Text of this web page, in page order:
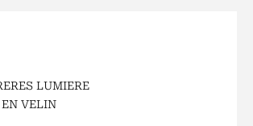
LUMIERE
VELIN